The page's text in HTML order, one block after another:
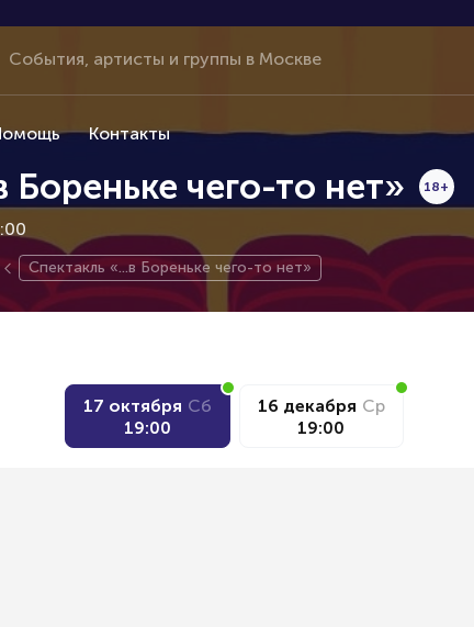
Контакты
Бореньке чего-то нет» 18+
Спектакль «...в Бореньке чего-то нет»
17 октября Сб
19:00
16 декабря Ср
19:00